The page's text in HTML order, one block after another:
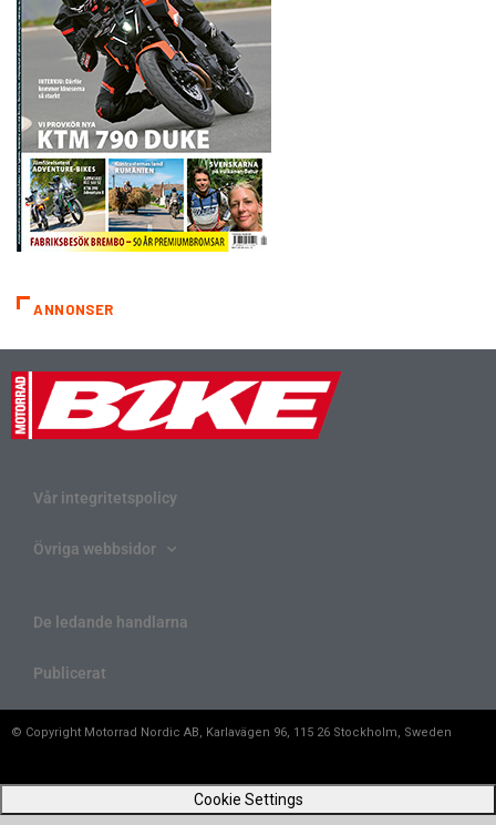
ANNONSER
Vår integritetspolicy
Övriga webbsidor
De ledande handlarna
Publicerat
© Copyright Motorrad Nordic AB, Karlavägen 96, 115 26 Stockholm, Sweden
Cookie Settings